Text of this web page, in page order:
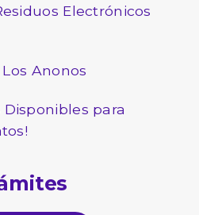
Electrónicos
Anonos
Disponibles para